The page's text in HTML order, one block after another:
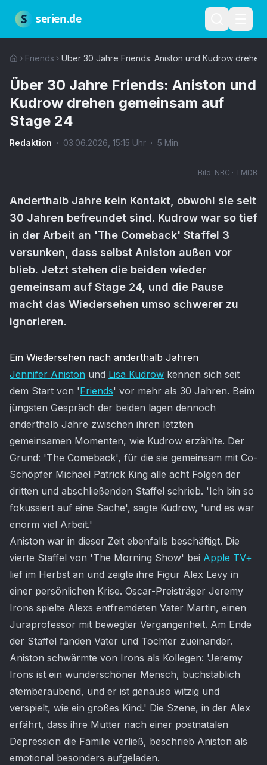
S serien.de
Friends Über 30 Jahre Friends: Aniston und Kudrow
Über 30 Jahre Friends: Aniston und
Kudrow drehen gemeinsam auf
Stage 24
Redaktion · 03.06.2026 15:15 Uhr · 5 Min
Bild: NBC · TMDB
Anderthalb Jahre kein Kontakt, obwohl sie seit
30 Jahren befreundet sind. Kudrow war so tief
in der Arbeit an 'The Comeback' Staffel 3
versunken, dass selbst Aniston außen vor
blieb. Jetzt stehen die beiden wieder
gemeinsam auf Stage 24, und die Pause
macht das Wiedersehen umso schwerer zu
ignorieren.
Artikel-Inhalt
Ein Wiedersehen nach anderthalb Jahren
Jennifer Aniston und Lisa Kudrow kennen sich seit
dem Start von 'Friends' vor mehr als 30 Jahren. Beim
jüngsten Gespräch der beiden lagen dennoch
anderthalb Jahre zwischen ihren letzten
gemeinsamen Momenten, wie Kudrow erzählte. Der
Grund: 'The Comeback', für die sie gemeinsam mit Co-
Schöpfer Michael Patrick King alle acht Folgen der
dritten und abschließenden Staffel schrieb. 'Ich bin so
fokussiert auf eine Sache', sagte Kudrow, 'und es war
enorm viel Arbeit.'
Aniston war in dieser Zeit ebenfalls beschäftigt. Die
vierte Staffel von 'The Morning Show' bei Apple TV+
lief im Herbst an und zeigte ihre Figur Alex Levy in
einer persönlichen Krise. Oscar-Preisträger Jeremy
Irons spielte Alexs entfremdeten Vater Martin, einen
Juraprofessor mit bewegter Vergangenheit. Am Ende
der Staffel fanden Vater und Tochter zueinander.
Aniston schwärmte von Irons als Kollegen: 'Jeremy
Irons ist ein wunderschöner Mensch, buchstäblich
atemberaubend, und er ist genauso witzig und
verspielt, wie ein großes Kind.' Die Szene, in der Alex
erfährt, dass ihre Mutter nach einer postnatalen
Depression die Familie verließ, beschrieb Aniston als
emotional besonders aufgeladen.
Nutzungsbedingungen